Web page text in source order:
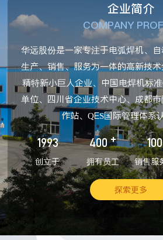
企业简介
COMPANY
华远股份是一家专注于电弧焊机、自
生产、销售、服务为一体的高新技
精特新小巨人企业、中国电焊机标
单位、四川省企业技术中心、成都
作站、QES国际管理体系
1993
创立于
400 +
拥有员工
100
销售服
探索更多